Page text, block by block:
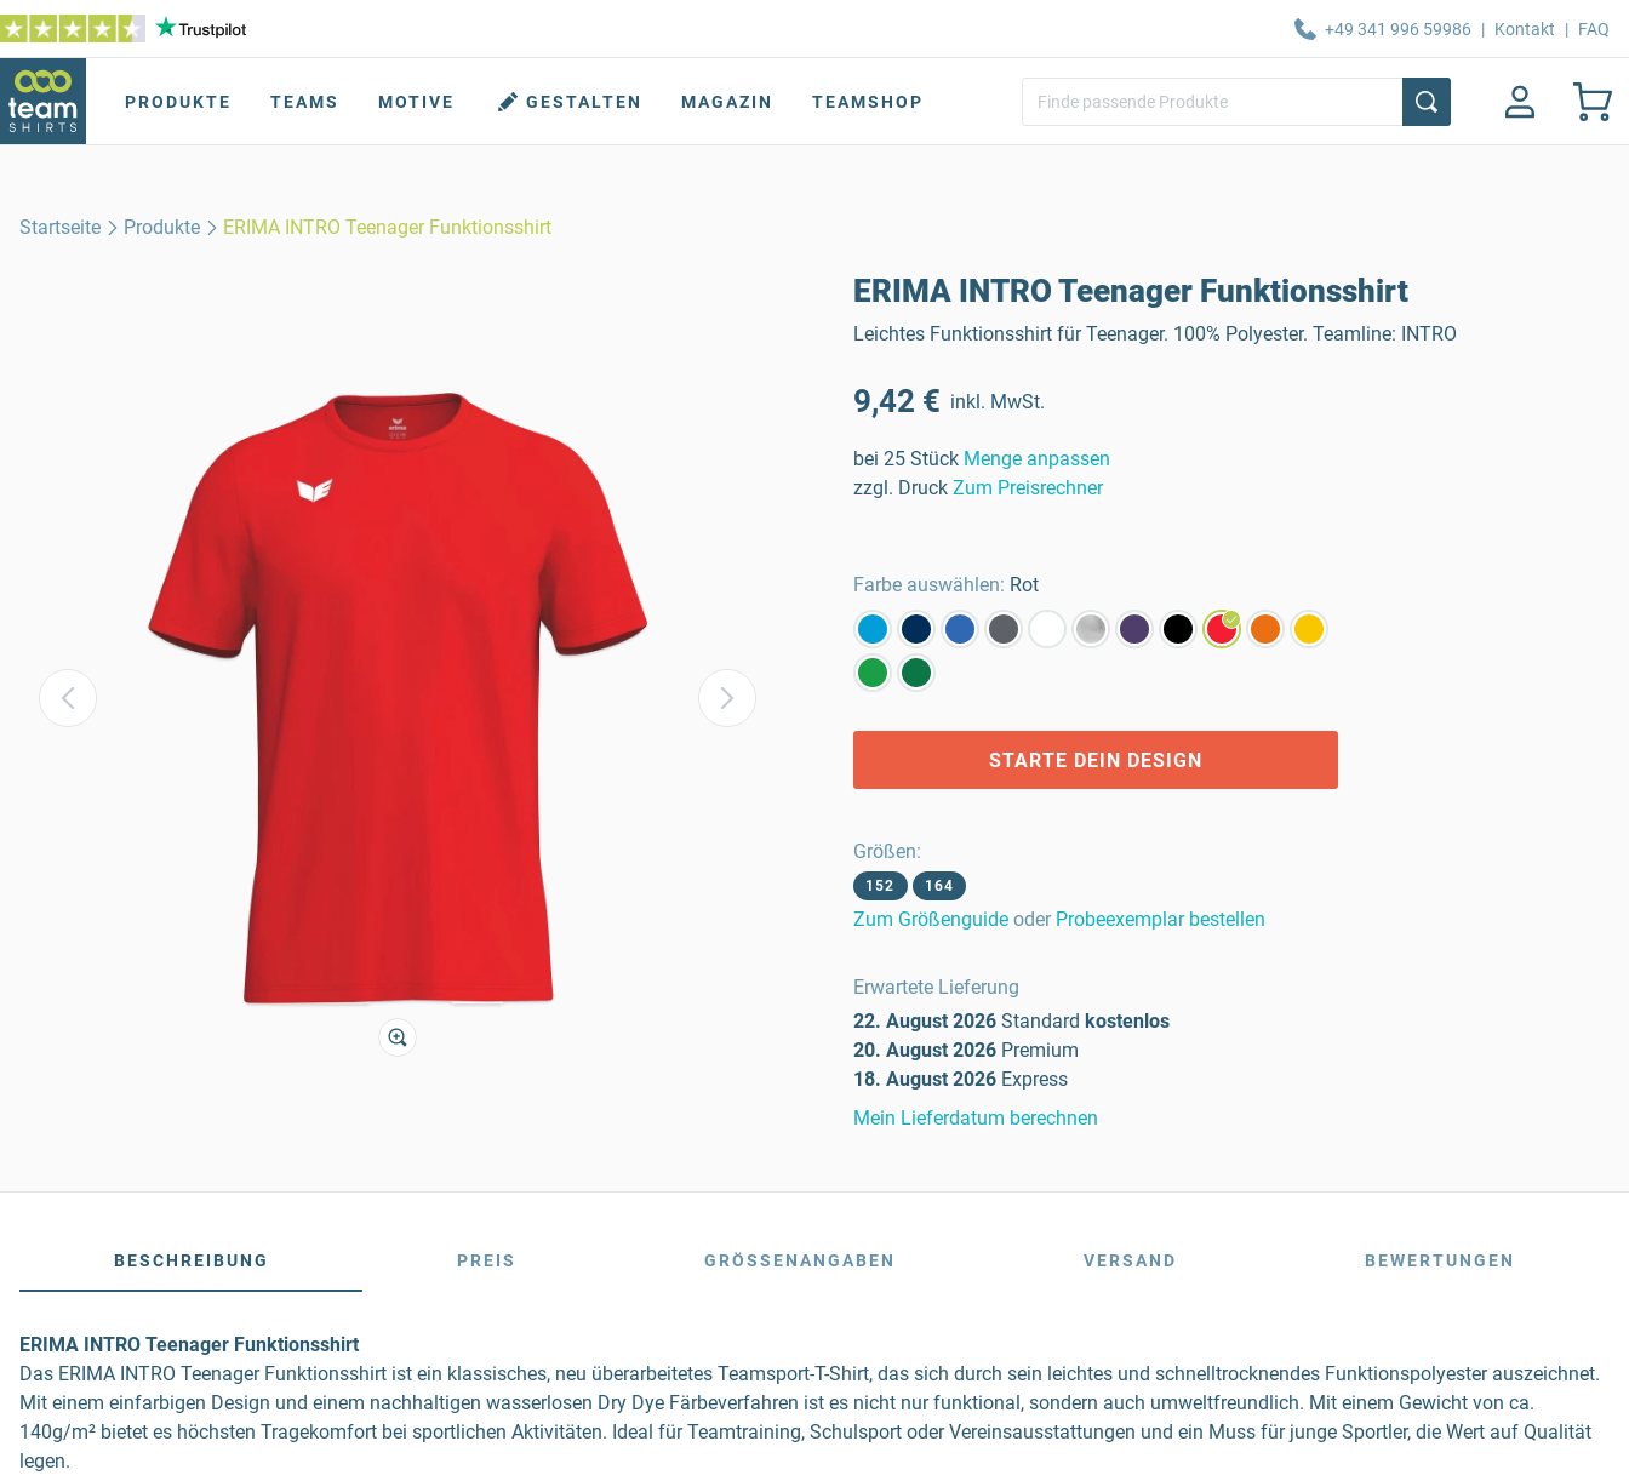
+49 341 996 59986 | Kontakt | FAQ
PRODUKTE TEAMS MOTIVE GESTALTEN MAGAZIN TEAMSHOP
Startseite Produkte ERIMA INTRO Teenager Funktionsshirt
ERIMA INTRO Teenager Funktionsshirt
Leichtes Funktionsshirt für Teenager. 100% Polyester. Teamline: INTRO
9,42 € inkl. MwSt.
bei 25 Stück Menge anpassen
zzgl. Druck Zum Preisrechner
Farbe auswählen: Rot
STARTE DEIN DESIGN
Größen:
152 164
Zum Größenguide oder Probeexemplar bestellen
Erwartete Lieferung
22. August 2026 Standard kostenlos
20. August 2026 Premium
18. August 2026 Express
Mein Lieferdatum berechnen
BESCHREIBUNG PREIS GRÖSSENANGABEN VERSAND BEWERTUNGEN
ERIMA INTRO Teenager Funktionsshirt
Das ERIMA INTRO Teenager Funktionsshirt ist ein klassisches, neu überarbeitetes Teamsport-T-Shirt, das sich durch sein leichtes und schnelltrocknendes Funktionspolyester auszeichnet.
Mit einem einfarbigen Design und einem nachhaltigen wasserlosen Dry Dye Färbeverfahren ist es nicht nur funktional, sondern auch umweltfreundlich. Mit einem Gewicht von ca.
140g/m² bietet es höchsten Tragekomfort bei sportlichen Aktivitäten. Ideal für Teamtraining, Schulsport oder Vereinsausstattungen und ein Muss für junge Sportler, die Wert auf Qualität
legen.